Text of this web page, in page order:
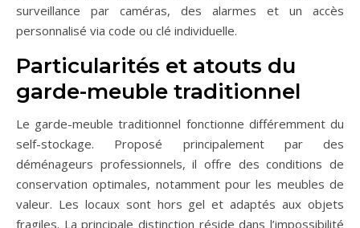
surveillance par caméras, des alarmes et un accès
personnalisé via code ou clé individuelle.
Particularités et atouts du
garde-meuble traditionnel
Le garde-meuble traditionnel fonctionne différemment du
self-stockage. Proposé principalement par des
déménageurs professionnels, il offre des conditions de
conservation optimales, notamment pour les meubles de
valeur. Les locaux sont hors gel et adaptés aux objets
fragiles. La principale distinction réside dans l’impossibilité